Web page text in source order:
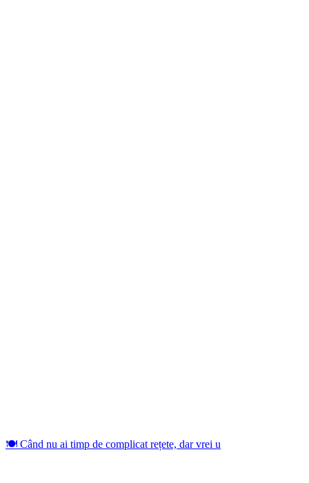
🍽️ Când nu ai timp de complicat rețete, dar vrei u